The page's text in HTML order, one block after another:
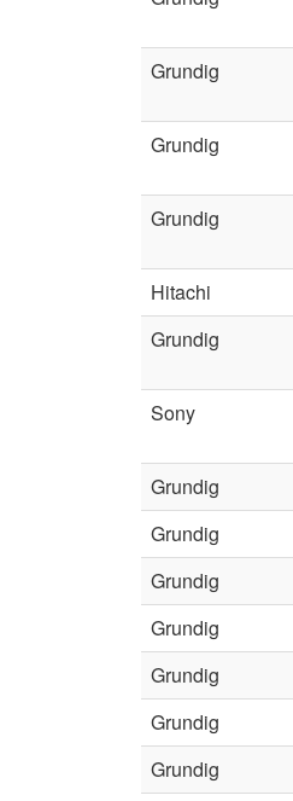
Grundig
Grundig
Grundig
Hitachi
Grundig
Sony
Grundig
Grundig
Grundig
Grundig
Grundig
Grundig
Grundig